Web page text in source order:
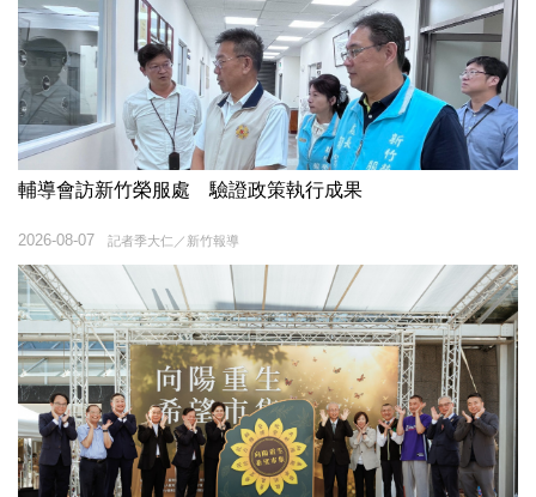
輔導會訪新竹榮服處 驗證政策執行成果
記者季大仁／新竹報導
2026-08-07